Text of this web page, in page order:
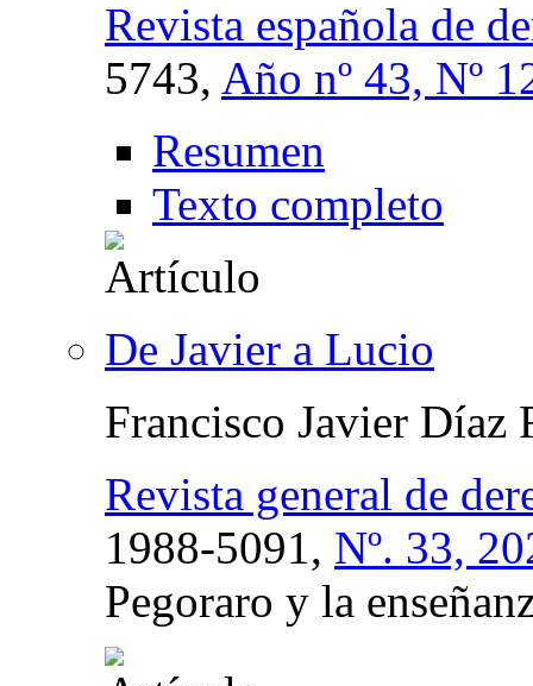
Revista española de
5743, Año nº 43, Nº
Resumen
Texto completo
De Javier a Lucio
Francisco Javier Díaz
Revista general de
1988-5091, Nº. 33,
Pegoraro y la